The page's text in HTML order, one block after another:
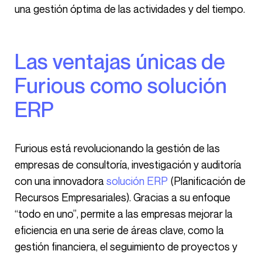
una gestión óptima de las actividades y del tiempo.
Las ventajas únicas de
Furious como solución
ERP
Furious está revolucionando la gestión de las
empresas de consultoría, investigación y auditoría
con una innovadora solución ERP (Planificación de
Recursos Empresariales). Gracias a su enfoque
“todo en uno”, permite a las empresas mejorar la
eficiencia en una serie de áreas clave, como la
gestión financiera, el seguimiento de proyectos y